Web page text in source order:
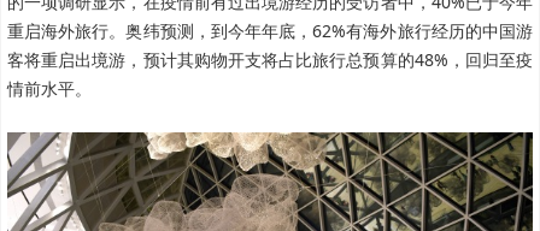
重启海外旅行。奥纬预测，到今年年底，62%有海外旅行经历的中国游
客将重启出境游，预计其购物开支将占比旅行总预算的48%，回归至疫
情前水平。